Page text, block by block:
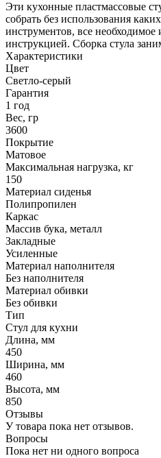
Эти кухонные пластмассовые
собрать без использования
инструментов, все необходимое
инструкцией. Сборка стула
Характеристики
Цвет
Светло-серый
Гарантия
1 год
Вес, гр
3600
Покрытие
Матовое
Максимальная нагрузка, кг
150
Материал сиденья
Полипропилен
Каркас
Массив бука, металл
Закладные
Усиленные
Материал наполнителя
Без наполнителя
Материал обивки
Без обивки
Тип
Стул для кухни
Длина, мм
450
Ширина, мм
460
Высота, мм
850
Отзывы
У товара пока нет отзывов.
Вопросы
Пока нет ни одного вопроса